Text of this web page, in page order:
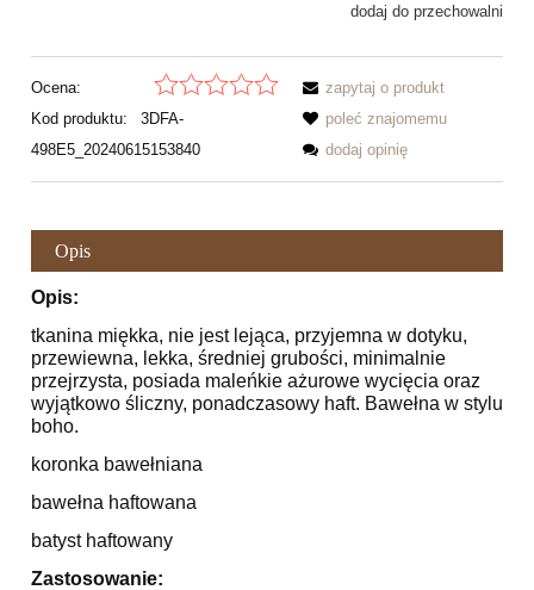
dodaj do przechowalni
Ocena:
Kod produktu:
3DFA-
498E5_20240615153840
zapytaj o produkt
poleć znajomemu
dodaj opinię
Opis
Opis:
tkanina miękka, nie jest lejąca, przyjemna w dotyku,
przewiewna, lekka, średniej grubości, minimalnie
przejrzysta, posiada maleńkie ażurowe wycięcia oraz
wyjątkowo śliczny, ponadczasowy haft. Bawełna w stylu
boho.
koronka bawełniana
bawełna haftowana
batyst haftowany
Zastosowanie: